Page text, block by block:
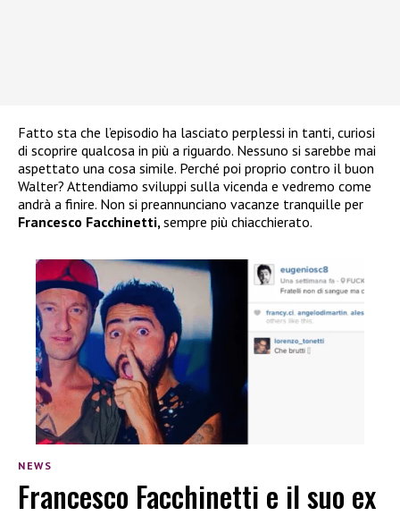
Fatto sta che l’episodio ha lasciato perplessi in tanti, curiosi
di scoprire qualcosa in più a riguardo. Nessuno si sarebbe mai
aspettato una cosa simile. Perché poi proprio contro il buon
Walter? Attendiamo sviluppi sulla vicenda e vedremo come
andrà a finire. Non si preannunciano vacanze tranquille per
Francesco Facchinetti, sempre più chiacchierato.
NEWS
Francesco Facchinetti e il suo ex